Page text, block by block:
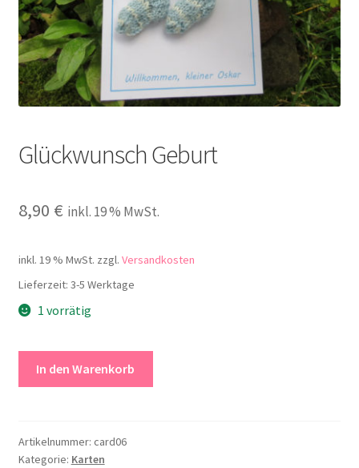
Kontakt
Glückwunsch Geburt
8,90 € inkl. 19 % MwSt.
inkl. 19 % MwSt. zzgl. Versandkosten
Lieferzeit: 3-5 Werktage
1 vorrätig
In den Warenkorb
Artikelnummer: card06
Kategorie: Karten